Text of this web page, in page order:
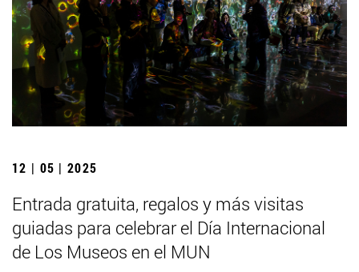
12 | 05 | 2025
Entrada gratuita, regalos y más visitas
guiadas para celebrar el Día Internacional
de Los Museos en el MUN